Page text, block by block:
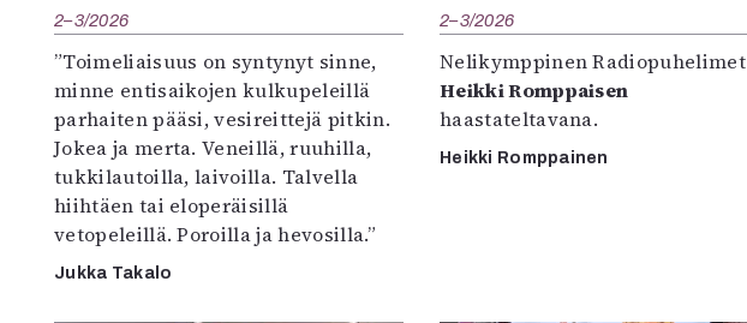
2–3/2026
”Toimeliaisuus on syntynyt sinne,
minne entisaikojen kulkupeleillä
parhaiten pääsi, vesireittejä pitkin.
Jokea ja merta. Veneillä, ruuhilla,
tukkilautoilla, laivoilla. Talvella
hiihtäen tai eloperäisillä
vetopeleillä. Poroilla ja hevosilla.”
Jukka Takalo
2–3/2026
Nelikymppinen Radiopuhelimet
Heikki Romppaisen
haastateltavana.
Heikki Romppainen